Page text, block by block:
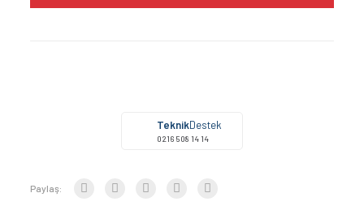
TeknikDestek
0216 508 14 14
Paylaş: